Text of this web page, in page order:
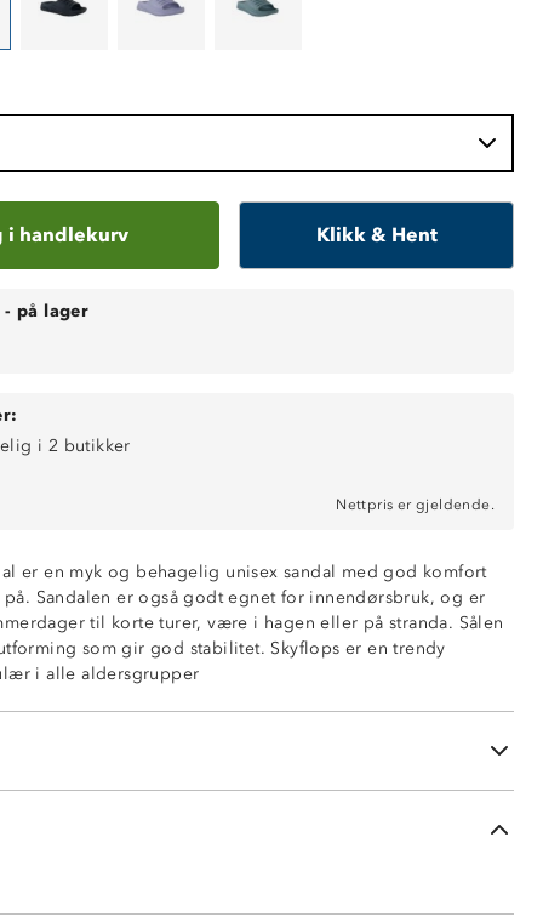
i handlekurv Klikk & Hent
- på lager
i 2 butikker
Nettpris er gjeldende.
er en myk og behagelig unisex sandal med god komfort
Sandalen er også godt egnet for innendørsbruk, og er
til korte turer, være i hagen eller på stranda. Sålen
som gir god stabilitet. Skyflops er en trendy
i alle aldersgrupper